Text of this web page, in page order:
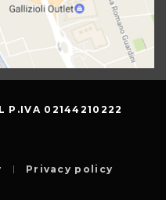
P.IVA 02144210222
Privacy policy